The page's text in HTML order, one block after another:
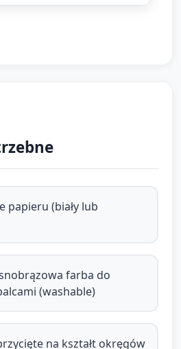
ruch: macają gąbkę i
i powtarza słowa kluczowe (np.
miękka).
trochę przeschnie, dzieci naklejają
papieru (biały lub
farba do
(washable)
na kształt okręgów